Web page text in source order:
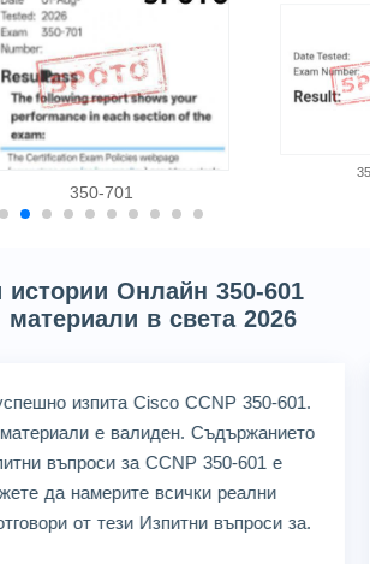
350-701
истории Онлайн 350-601
материали в света 2026
изпита Cisco CCNP 350-601.
е валиден. Съдържанието
въпроси за CCNP 350-601 е
да намерите всички реални
от тези Изпитни въпроси за.